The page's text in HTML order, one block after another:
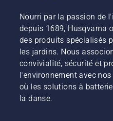
Nourri par la passion de
depuis 1689, Husqvarna
des produits spécialisés
les jardins. Nous
convivialité, sécurité et
l'environnement avec
où les solutions à
la danse.